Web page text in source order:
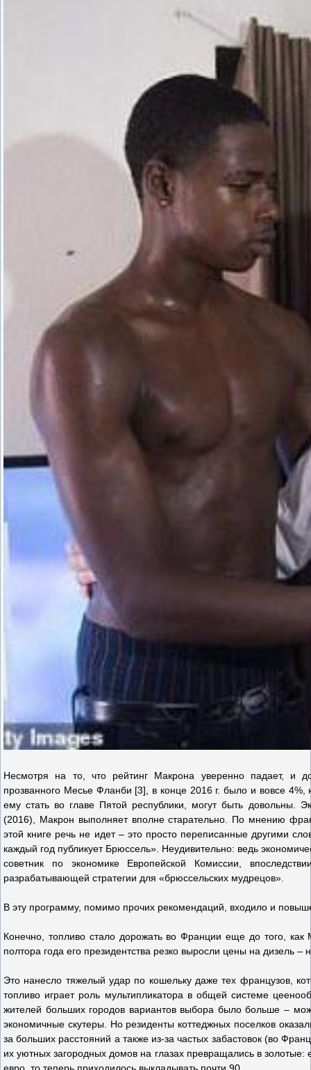
Несмотря на то, что рейтинг Макрона уверенно падает, и
прозванного Месье Фланби [3], в конце 2016 г. было и вовсе 4%,
ему стать во главе Пятой республики, могут быть довольны.
(2016), Макрон выполняет вполне старательно. По мнению
этой книге речь не идет – это просто переписанные другими
каждый год публикует Брюссель». Неудивительно: ведь
советник по экономике Европейской Комиссии,
разрабатывающей стратегии для «брюссельских мудрецов».
В эту программу, помимо прочих рекомендаций, входило и
Конечно, топливо стало дорожать во Франции еще до того,
полтора года его президентства резко выросли цены на дизель
Это нанесло тяжелый удар по кошельку даже тех французов,
топливо играет роль мультипликатора в общей системе
жителей больших городов вариантов выбора было больше –
экономичные скутеры. Но резиденты коттеджных поселков
за больших расстояний а также из-за частых забастовок (во
их уютных загородных домов на глазах превращались в
евро, то теперь приходилось выкладывать почти 90.